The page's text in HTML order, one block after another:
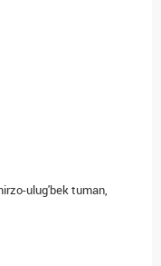
ulug'bek tuman,